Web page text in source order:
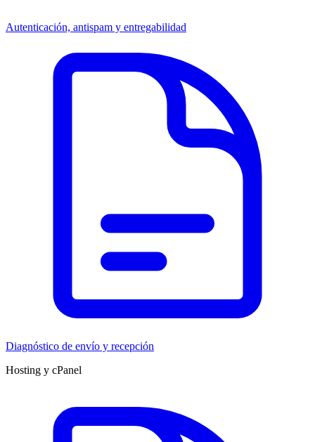
Autenticación, antispam y entregabilidad
Diagnóstico de envío y recepción
Hosting y cPanel